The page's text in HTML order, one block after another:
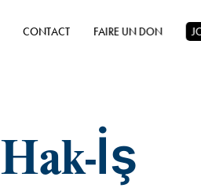
CONTACT FAIRE UN DON
Hak-İş